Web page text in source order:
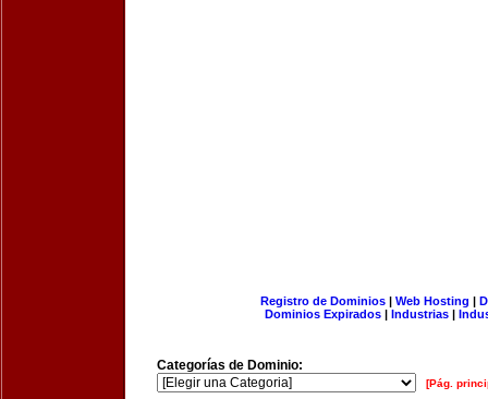
Registro de Dominios| Web Hosting |
Dominios Expirados | Industrias |
Categorías de Dominio:
[Pág.